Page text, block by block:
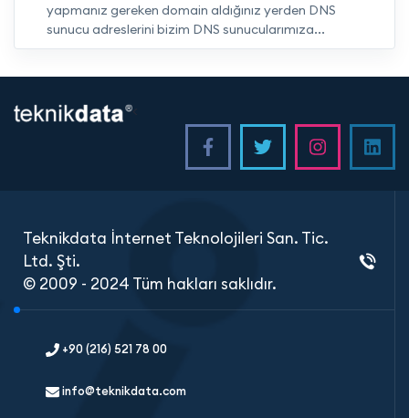
yapmanız gereken domain aldığınız yerden DNS
sunucu adreslerini bizim DNS sunucularımıza...
<
Teknikdata İnternet Teknolojileri San. Tic.
Ltd. Şti.
© 2009 - 2024 Tüm hakları saklıdır.
+90 (216) 521 78 00
info@teknikdata.com